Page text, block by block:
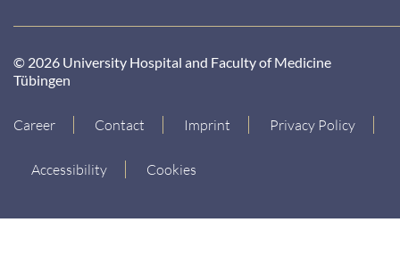
© 2026 University Hospital and Faculty of Medicine
Tübingen
Career Contact Imprint Privacy Policy
Accessibility Cookies